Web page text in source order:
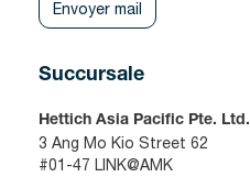
Envoyer mail
Succursale
Hettich Asia Pacific Pte. Ltd.
3 Ang Mo Kio Street 62
#01-47 LINK@AMK